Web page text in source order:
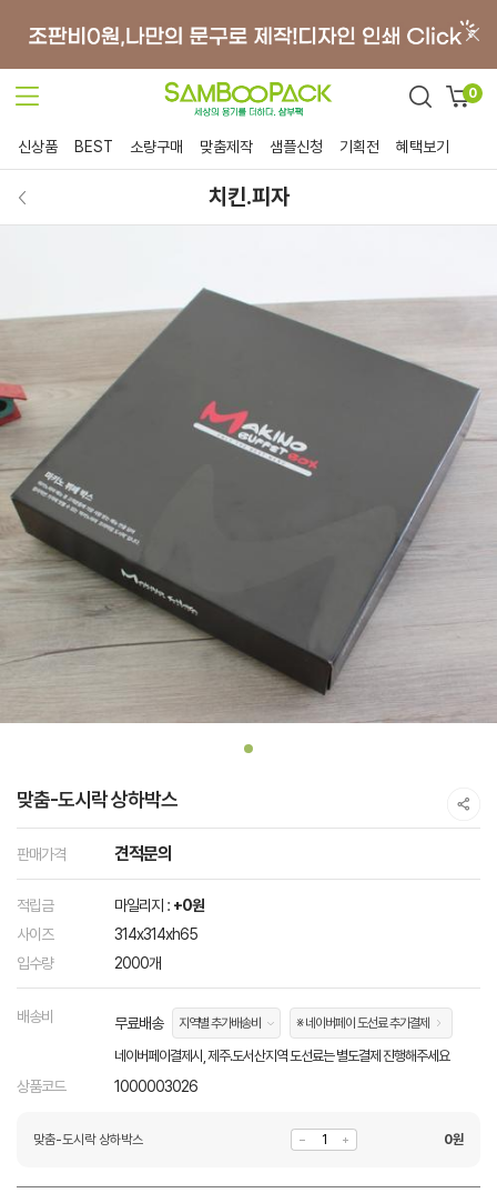
0
신상품 BEST 소량구매 맞춤제작 샘플신청 기획전 혜택보기
치킨.피자
맞춤-도시락 상하박스
판매가격 견적문의
적립금 마일리지 : +0원
사이즈
314x314xh65
입수량
2000개
배송비 무료배송 지역별 추가배송비 ※ 네이버페이 도선료 추가결제
네이버페이결제시, 제주.도서산지역 도선료는 별도결제 진행해주세요
상품코드 1000003026
맞춤-도시락 상하박스 0원